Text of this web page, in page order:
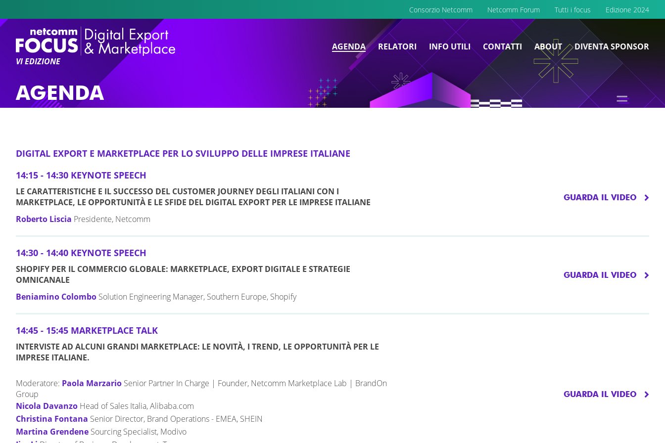
Consorzio Netcomm Netcomm Forum Tutti i focus Edizione 2024
VI EDIZIONE
AGENDA RELATORI INFO UTILI CONTATTI ABOUT DIVENTA SPONSOR
AGENDA
DIGITAL EXPORT E MARKETPLACE PER LO SVILUPPO DELLE IMPRESE ITALIANE
14:15 - 14:30 KEYNOTE SPEECH
LE CARATTERISTICHE E IL SUCCESSO DEL CUSTOMER JOURNEY DEGLI ITALIANI CON I
MARKETPLACE, LE OPPORTUNITÀ E LE SFIDE DEL DIGITAL EXPORT PER LE IMPRESE ITALIANE
Roberto Liscia Presidente, Netcomm
GUARDA IL VIDEO
14:30 - 14:40 KEYNOTE SPEECH
SHOPIFY PER IL COMMERCIO GLOBALE: MARKETPLACE, EXPORT DIGITALE E STRATEGIE
OMNICANALE
Beniamino Colombo Solution Engineering Manager, Southern Europe, Shopify
GUARDA IL VIDEO
14:45 - 15:45 MARKETPLACE TALK
INTERVISTE AD ALCUNI GRANDI MARKETPLACE: LE NOVITÀ, I TREND, LE OPPORTUNITÀ PER LE
IMPRESE ITALIANE.
Moderatore: Paola Marzario Senior Partner In Charge | Founder, Netcomm Marketplace Lab | BrandOn
Group
Nicola Davanzo Head of Sales Italia, Alibaba.com
Christina Fontana Senior Director, Brand Operations - EMEA, SHEIN
Martina Grendene Sourcing Specialist, Modivo
GUARDA IL VIDEO